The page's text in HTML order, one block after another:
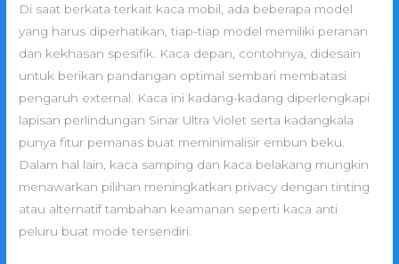
Di saat berkata terkait kaca mobil, ada beberapa model
yang harus diperhatikan, tiap-tiap model memiliki peranan
dan kekhasan spesifik. Kaca depan, contohnya, didesain
untuk berikan pandangan optimal sembari membatasi
pengaruh external. Kaca ini kadang-kadang diperlengkapi
lapisan perlindungan Sinar Ultra Violet serta kadangkala
punya fitur pemanas buat meminimalisir embun beku.
Dalam hal lain, kaca samping dan kaca belakang mungkin
menawarkan pilihan meningkatkan privacy dengan tinting
atau alternatif tambahan keamanan seperti kaca anti
peluru buat mode tersendiri.